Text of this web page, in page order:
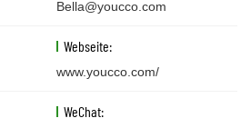
Bella@youcco.com
Webseite:
www.youcco.com/
WeChat: